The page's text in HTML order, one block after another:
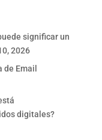
significar un
2026
Email
digitales?